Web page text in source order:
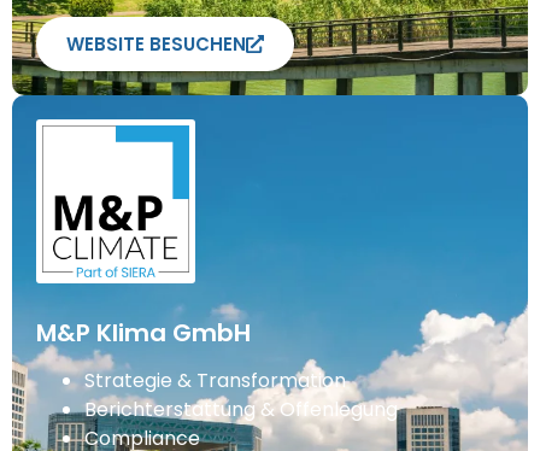
WEBSITE BESUCHEN
M&P Klima GmbH
Strategie & Transformation
Berichterstattung & Offenlegung
Compliance